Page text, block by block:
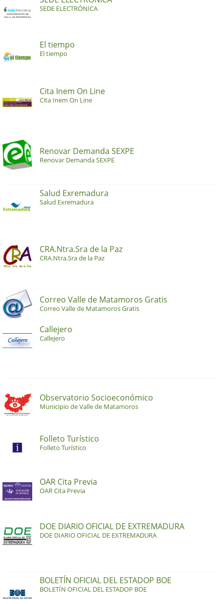
SEDE ELECTRÓNICA
El tiempo
El tiempo
Cita Inem On Line
Cita Inem On Line
Renovar Demanda SEXPE
Renovar Demanda SEXPE
Salud Exremadura
Salud Exremadura
CRA.Ntra.Sra de la Paz
CRA.Ntra.Sra de la Paz
Correo Valle de Matamoros Gratis
Correo Valle de Matamoros Gratis
Callejero
Callejero
Observatorio Socioeconómico
Municipio de Valle de Matamoros
Folleto Turístico
Folleto Turístico
OAR Cita Previa
OAR Cita Previa
DOE DIARIO OFICIAL DE EXTREMADURA
DOE DIARIO OFICIAL DE EXTREMADURA
BOLETÍN OFICIAL DEL ESTADOP BOE
BOLETÍN OFICIAL DEL ESTADOP BOE